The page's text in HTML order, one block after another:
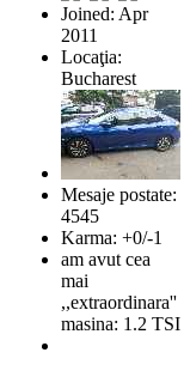
Joined: Apr
2011
Locaţia:
Bucharest
Mesaje postate:
4545
Karma: +0/-1
am avut cea
mai
,,extraordinara''
masina: 1.2 TSI